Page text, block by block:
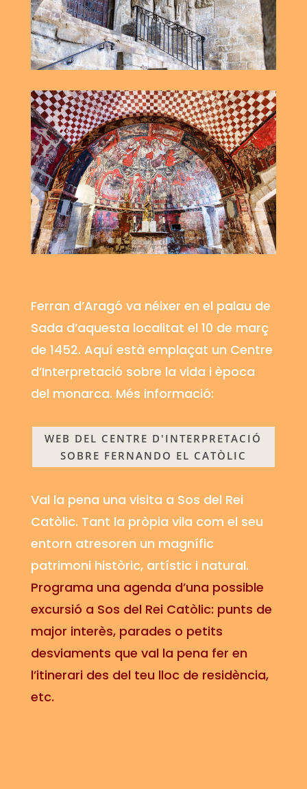
Ferran d’Aragó va néixer en el palau de
Sada d’aquesta localitat el 10 de març
de 1452. Aquí està emplaçat un Centre
d’Interpretació sobre la vida i època
del monarca. Més informació:
WEB DEL CENTRE D'INTERPRETACIÓ
SOBRE FERNANDO EL CATÒLIC
Val la pena una visita a Sos del Rei
Catòlic. Tant la pròpia vila com el seu
entorn atresoren un magnífic
patrimoni històric, artístic i natural.
Programa una agenda d’una possible
excursió a Sos del Rei Catòlic: punts de
major interès, parades o petits
desviaments que val la pena fer en
l’itinerari des del teu lloc de residència,
etc.